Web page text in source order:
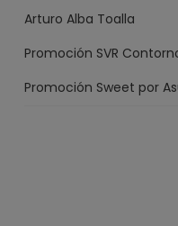
Arturo Alba Toalla
Promoción SVR
Promoción Sweet por